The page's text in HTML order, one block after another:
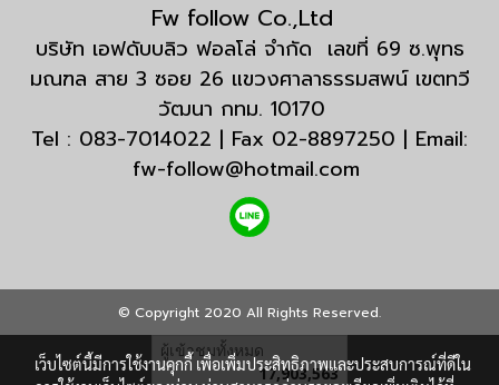
Fw follow Co.,Ltd
บริษัท เอฟดับบลิว ฟอลโล่ จำกัด เลขที่ 69 ซ.พุทธ
มณฑล สาย 3 ซอย 26 แขวงศาลาธรรมสพน์ เขตทวี
วัฒนา กทม. 10170
Tel : 083-7014022 | Fax 02-8897250 | Email:
fw-follow@hotmail.com
© Copyright 2020 All Rights Reserved.
ผู้เข้าชมทั้งหมด
17,903,563
เว็บไซต์นี้มีการใช้งานคุกกี้ เพื่อเพิ่มประสิทธิภาพและประสบการณ์ที่ดีใน